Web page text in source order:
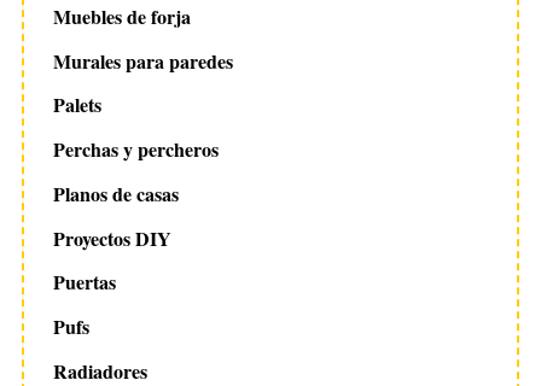
Muebles de forja
Murales para paredes
Palets
Perchas y percheros
Planos de casas
Proyectos DIY
Puertas
Pufs
Radiadores